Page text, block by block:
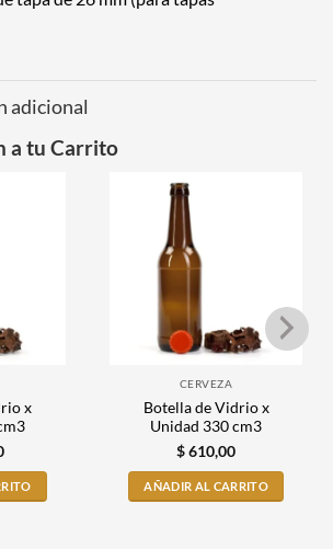
adicional
a tu Carrito
x
CERVEZA
Botella de Vidrio x
Unidad 330 cm3
$610,00
AÑADIR AL CARRITO